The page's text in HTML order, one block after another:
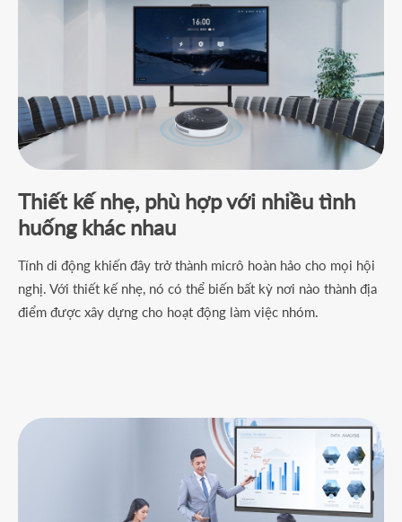
Thiết kế nhẹ, phù hợp với nhiều tình
huống khác nhau
Tính di động khiến đây trở thành micrô hoàn hảo cho mọi hội
nghị. Với thiết kế nhẹ, nó có thể biến bất kỳ nơi nào thành địa
điểm được xây dựng cho hoạt động làm việc nhóm.